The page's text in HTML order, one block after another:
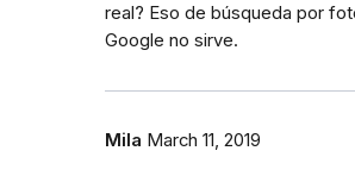
real? Eso de búsqueda por
Google no sirve.
Mila March 11, 2019